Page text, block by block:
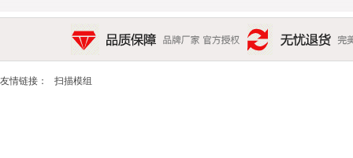
品质保障 品牌厂家 官方授权
无忧退货 完美售后 15天
友情链接： 扫描模组